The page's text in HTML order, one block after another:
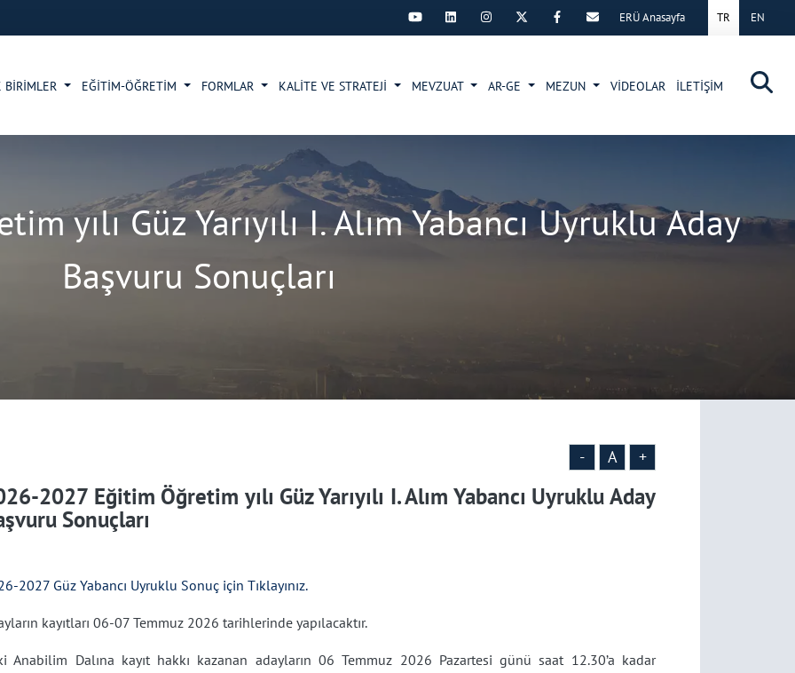
×
TR EN
ERÜ Anasayfa
BİRİMLER EĞİTİM-ÖĞRETİM FORMLAR KALİTE VE STRATEJİ MEVZUAT AR-GE MEZUN VİDEOLAR İLETİŞİM
yılı Güz Yarıyılı I. Alım Yabancı Uyruklu Aday
Başvuru Sonuçları
- A +
2027 Eğitim Öğretim yılı Güz Yarıyılı I. Alım Yabancı Uyruklu Aday
Sonuçları
2027 Güz Yabancı Uyruklu Sonuç için Tıklayınız.
kayıtları 06-07 Temmuz 2026 tarihlerinde yapılacaktır.
Anabilim Dalına kayıt hakkı kazanan adayların 06 Temmuz 2026 Pazartesi günü saat 12.30’a kadar